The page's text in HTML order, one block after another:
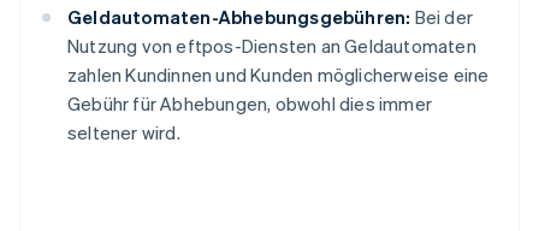
Geldautomaten-Abhebungsgebühren: Bei der
Nutzung von eftpos-Diensten an Geldautomaten
zahlen Kundinnen und Kunden möglicherweise eine
Gebühr für Abhebungen, obwohl dies immer
seltener wird.